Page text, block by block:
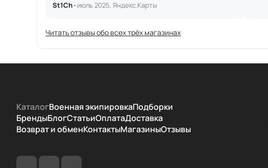
St1Ch · июль 2025, Яндекс.Карты
Читать отзывы обо всех трёх магазинах
КаталогВоенная экипировкаПодборки
БрендыБлогСтатьиОплатаДоставка
Возврат и обменКонтактыМагазиныОтзывы